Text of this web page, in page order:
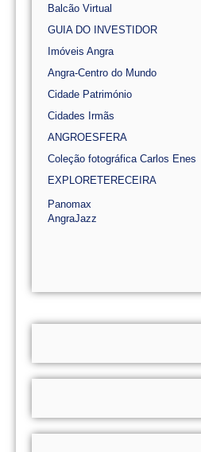
Balcão Virtual
GUIA DO INVESTIDOR
Imóveis Angra
Angra-Centro do Mundo
Cidade Património
Cidades Irmãs
ANGROESFERA
Coleção fotográfica Carlos Enes
EXPLORETERECEIRA
Panomax
AngraJazz